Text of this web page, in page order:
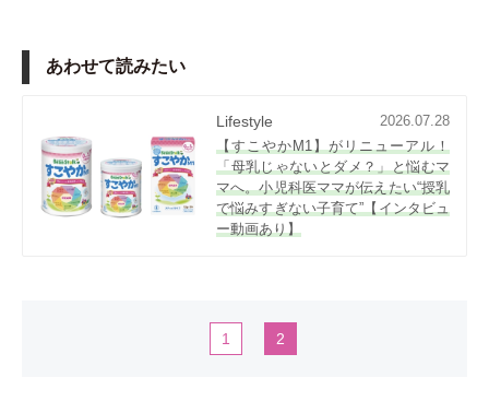
あわせて読みたい
Lifestyle
2026.07.28
【すこやかM1】がリニューアル！
「母乳じゃないとダメ？」と悩むマ
マへ。小児科医ママが伝えたい“授乳
で悩みすぎない子育て”【インタビュ
ー動画あり】
1 2